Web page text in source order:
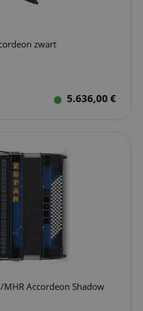
zwart
5.636,00 €
MHR Accordeon Shadow